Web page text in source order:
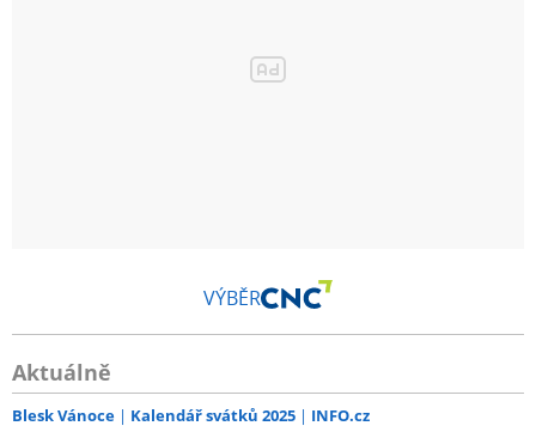
VÝBĚR
Aktuálně
Blesk Vánoce Kalendář svátků 2025 INFO.cz